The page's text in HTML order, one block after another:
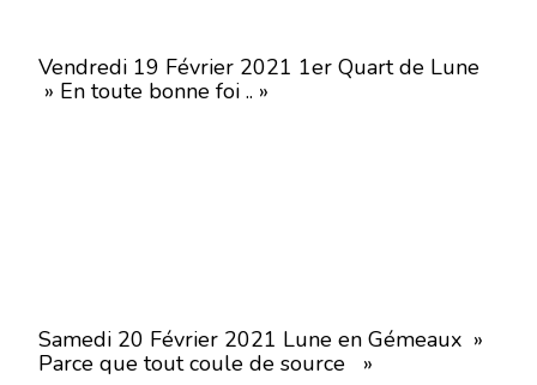
Vendredi 19 Février 2021 1er Quart de Lune
» En toute bonne foi .. »
Samedi 20 Février 2021 Lune en Gémeaux »
Parce que tout coule de source »